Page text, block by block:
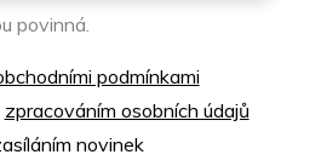
povinná.
podmínkami
zpracováním osobních údajů
novinek